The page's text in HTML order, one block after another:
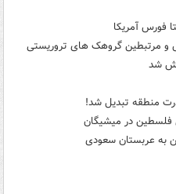
فورس آمریکا
منطقه تبدیل شد!
فلسطین در میشیگان
به عربستان سعودی